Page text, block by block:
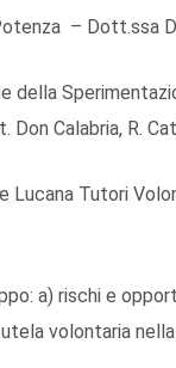
– Dott.ssa
della
Calabria, R.
Lucana Tutori
a) rischi e
volontaria nella